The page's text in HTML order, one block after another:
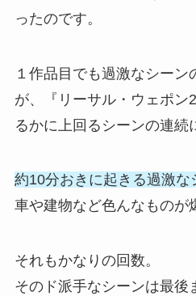
ったのです。
１作品目でも過激なシーン
が、『リーサル・ウェポン
るかに上回るシーンの連続
約10分おきに起きる過激な
車や建物など色んなものが
それもかなりの回数。
そのド派手なシーンは最後